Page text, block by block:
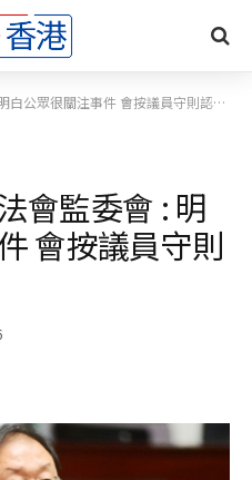
很關注事件 會按議員守則認真嚴肅處理
會監委會 : 明
會按議員守則